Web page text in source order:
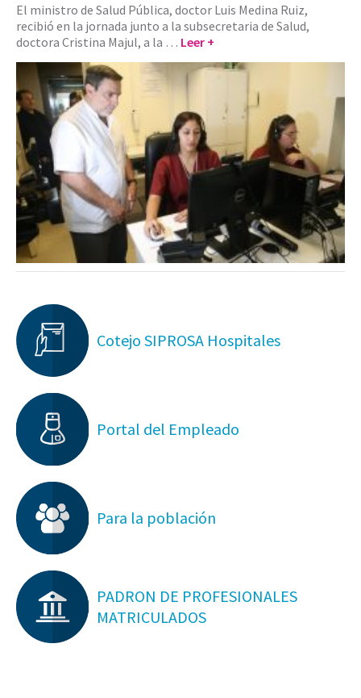
El ministro de Salud Pública, doctor Luis Medina Ruiz,
recibió en la jornada junto a la subsecretaria de Salud,
doctora Cristina Majul, a la … Leer +
Cotejo SIPROSA Hospitales
Portal del Empleado
Para la población
PADRON DE PROFESIONALES
MATRICULADOS